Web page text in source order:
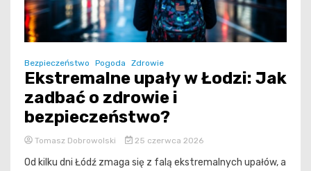
Bezpieczeństwo Pogoda Zdrowie
Ekstremalne upały w Łodzi: Jak
zadbać o zdrowie i
bezpieczeństwo?
Tomasz Dobrowolski 25 czerwca 2026
Od kilku dni Łódź zmaga się z falą ekstremalnych upałów, a